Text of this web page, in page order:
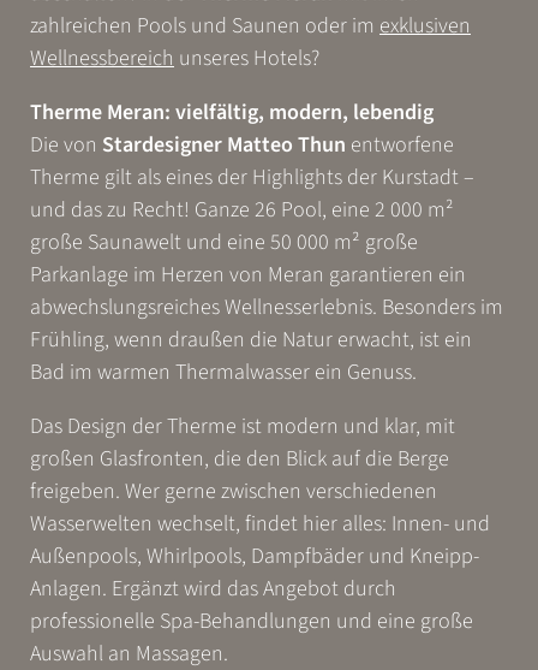
zahlreichen Pools und Saunen oder im exklusiven
Wellnessbereich unseres Hotels?
Therme Meran: vielfältig, modern, lebendig
Die von Stardesigner Matteo Thun entworfene
Therme gilt als eines der Highlights der Kurstadt –
und das zu Recht! Ganze 26 Pool, eine 2 000 m²
große Saunawelt und eine 50 000 m² große
Parkanlage im Herzen von Meran garantieren ein
abwechslungsreiches Wellnesserlebnis. Besonders im
Frühling, wenn draußen die Natur erwacht, ist ein
Bad im warmen Thermalwasser ein Genuss.
Das Design der Therme ist modern und klar, mit
großen Glasfronten, die den Blick auf die Berge
freigeben. Wer gerne zwischen verschiedenen
Wasserwelten wechselt, findet hier alles: Innen- und
Außenpools, Whirlpools, Dampfbäder und Kneipp-
Anlagen. Ergänzt wird das Angebot durch
professionelle Spa-Behandlungen und eine große
Auswahl an Massagen.
WONACH SUCHEN SIE?